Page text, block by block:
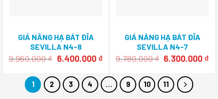
GIÁ NÂNG HẠ BÁT ĐĨA
SEVILLA N4-8
9.960.000₫ Giá
là:
9.960.000 ₫.
6.400.000 ₫Giá
tại
là:
6.400.000 ₫.
GIÁ NÂNG HẠ BÁT ĐĨA
SEVILLA N4-7
9.780.000₫ Giá
là:
9.780.000 ₫.
6.300.000 ₫
1 2 3 4 … 9 10 11